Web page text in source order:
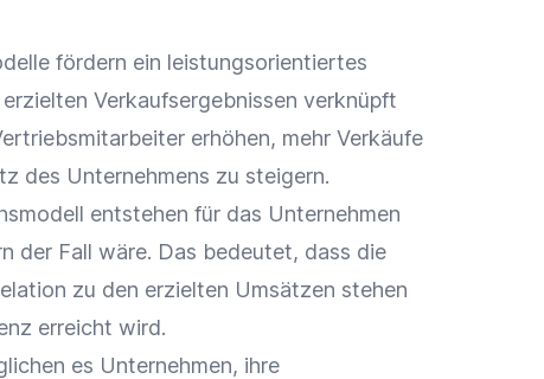
fördern ein leistungsorientiertes
Verkaufsergebnissen verknüpft
erhöhen, mehr Verkäufe
des Unternehmens zu steigern.
entstehen für das Unternehmen
der Fall wäre. Das bedeutet, dass die
zu den erzielten Umsätzen stehen
erreicht wird.
es Unternehmen, ihre